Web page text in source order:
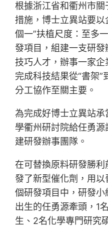
根據浙江省和衢州市
措施，博士立異站要以
個一”扶植尺度：至多
發項目，組建一支研
技巧人才，辦事一家
完成科技結果從“書架”
分工協作至關主要。
為完成好博士立異站
學衢州研討院給任勇
建研發辦事團隊。
在可替換原料研發勝
發了新型催化劑，用
個研發項目中，研發
出生的任勇源牽頭，1
生、2名化學專門研究